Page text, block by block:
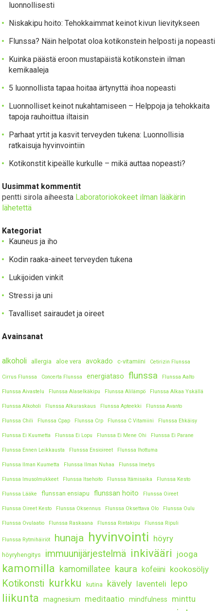
luonnollisesti
Niskakipu hoito: Tehokkaimmat keinot kivun lievitykseen
Flunssa? Näin helpotat oloa kotikonstein helposti ja nopeasti
Kuinka päästä eroon mustapäistä kotikonstein ilman
kemikaaleja
5 luonnollista tapaa hoitaa ärtynyttä ihoa nopeasti
Luonnolliset keinot nukahtamiseen – Helppoja ja tehokkaita
tapoja rauhoittua iltaisin
Parhaat yrtit ja kasvit terveyden tukena: Luonnollisia
ratkaisuja hyvinvointiin
Kotikonstit kipeälle kurkulle – mikä auttaa nopeasti?
Uusimmat kommentit
pentti sirola aiheesta Laboratoriokokeet ilman lääkärin
lähetettä
Kategoriat
Kauneus ja iho
Kodin raaka-aineet terveyden tukena
Lukijoiden vinkit
Stressi ja uni
Tavalliset sairaudet ja oireet
Avainsanat
alkoholi allergia aloe vera avokado c-vitamiini Cetirizin Flunssa
Cirrus Flunssa Concerta Flunssa energiataso flunssa Flunssa Aalto
Flunssa Aivastelu Flunssa Alaselkäkipu Flunssa Alilämpö Flunssa Alkaa Yskällä
Flunssa Alkoholi Flunssa Alkuraskaus Flunssa Apteekki Flunssa Avanto
Flunssa Chili Flunssa Cpap Flunssa Crp Flunssa C Vitamiini Flunssa Ehkäisy
Flunssa Ei Kuumetta Flunssa Ei Lopu Flunssa Ei Mene Ohi Flunssa Ei Parane
Flunssa Ennen Leikkausta Flunssa Ensioireet Flunssa Ihottuma
Flunssa Ilman Kuumetta Flunssa Ilman Nuhaa Flunssa Imetys
Flunssa Imusolmukkeet Flunssa Itsehoito Flunssa Itämisaika Flunssa Kesto
Flunssa Lääke flunssan ensiapu flunssan hoito Flunssa Oireet
Flunssa Oireet Kesto Flunssa Oksennus Flunssa Oksettava Olo Flunssa Oulu
Flunssa Ovulaatio Flunssa Raskaana Flunssa Rintakipu Flunssa Ripuli
Flunssa Rytmihäiriöt hunaja hyvinvointi höyry
höyryhengitys immuunijärjestelmä inkivääri jooga
kamomilla kamomillatee kaura kofeiini kookosöljy
Kotikonsti kurkku kutina kävely laventeli lepo
liikunta magnesium meditaatio mindfulness minttu